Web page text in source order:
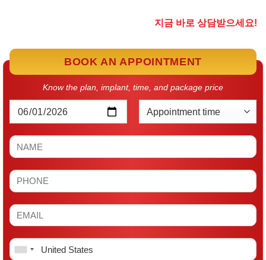
지금 바로 상담받으세요!
BOOK AN APPOINTMENT
Know the plan, implant, time, and package price